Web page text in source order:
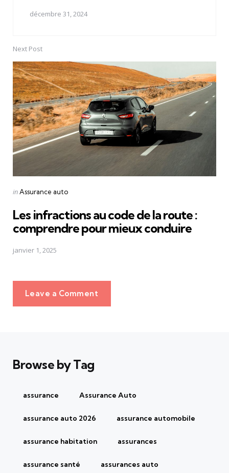
décembre 31, 2024
Next Post
Posted
inAssurance auto
Les infractions au code de la route :
comprendre pour mieux conduire
janvier 1, 2025
Leave a Comment
Browse by Tag
assurance Assurance Auto
assurance auto 2026 assurance automobile
assurance habitation assurances
assurance santé assurances auto